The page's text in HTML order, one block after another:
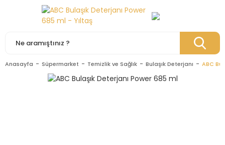
Anasayfa Süpermarket Temizlik ve Sağlık Bulaşık Deterjanı ABC